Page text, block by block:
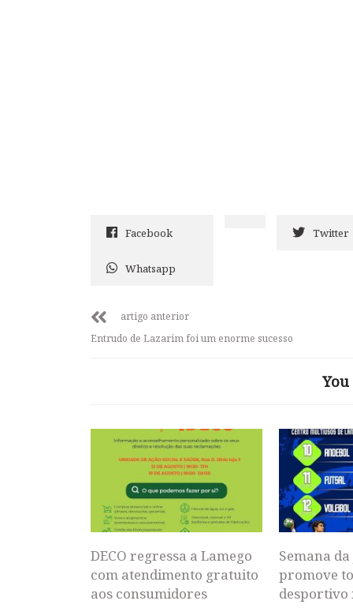
Facebook Twitter
Whatsapp
artigo anterior
Entrudo de Lazarim foi um enorme sucesso
DECO regressa a Lamego
com atendimento gratuito
aos consumidores
Semana
promove